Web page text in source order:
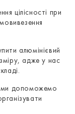
цілісності при
алюмінієвий
адже у нас
ми допоможемо